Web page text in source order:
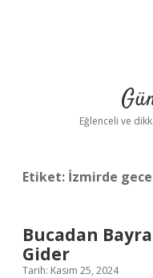
Eğlenceli ve
Etiket: İzmirde
Bucadan
Gider
Tarih: Kasım 25, 2024